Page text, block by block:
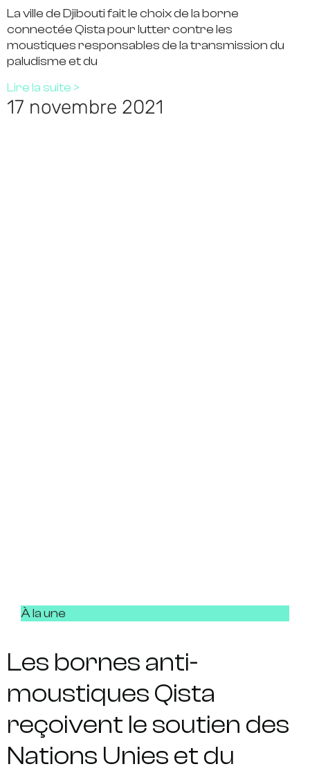
La ville de Djibouti fait le choix de la borne
connectée Qista pour lutter contre les
moustiques responsables de la transmission du
paludisme et du
Lire la suite >
17 novembre 2021
À la une
Les bornes anti-
moustiques Qista
reçoivent le soutien des
Nations Unies et du